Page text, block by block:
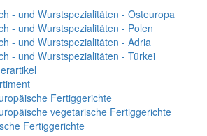
- und Wurstspezialitäten - Osteuropa
- und Wurstspezialitäten - Polen
- und Wurstspezialitäten - Adria
- und Wurstspezialitäten - Türkei
Fertiggerichte
vegetarische Fertiggerichte
Fertiggerichte